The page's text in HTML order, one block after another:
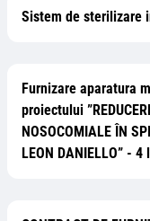
Sistem de sterilizare
Furnizare aparatura
proiectului
NOSOCOMIALE ÎN
LEON DANIELLO” - 4